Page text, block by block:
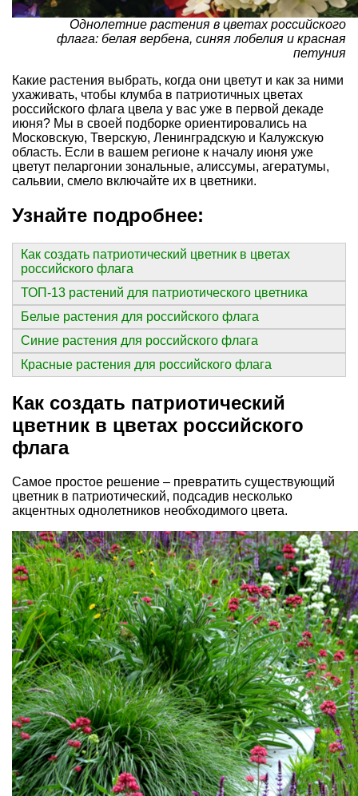
Однолетние растения в цветах российского
флага: белая вербена, синяя лобелия и красная
петуния
Какие растения выбрать, когда они цветут и как за ними
ухаживать, чтобы клумба в патриотичных цветах
российского флага цвела у вас уже в первой декаде
июня? Мы в своей подборке ориентировались на
Московскую, Тверскую, Ленинградскую и Калужскую
область. Если в вашем регионе к началу июня уже
цветут пеларгонии зональные, алиссумы, агератумы,
сальвии, смело включайте их в цветники.
Узнайте подробнее:
Как создать патриотический цветник в цветах
российского флага
ТОП-13 растений для патриотического цветника
Белые растения для российского флага
Синие растения для российского флага
Красные растения для российского флага
Как создать патриотический
цветник в цветах российского
флага
Самое простое решение – превратить существующий
цветник в патриотический, подсадив несколько
акцентных однолетников необходимого цвета.